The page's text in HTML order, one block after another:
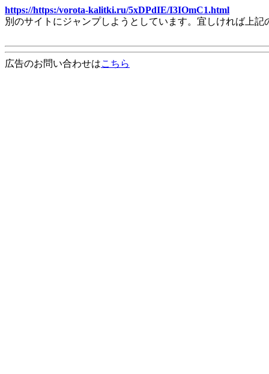
https://https:/vorota-kalitki.ru/5xDPdIE/I3IOmC1.html
別のサイトにジャンプしようとしています。宜しければ上
広告のお問い合わせはこちら